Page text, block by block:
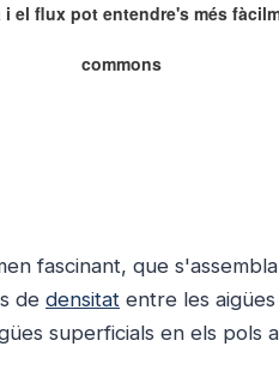
el flux pot entendre's més
commons
fascinant, que
de densitat entre les
superficials en els pols